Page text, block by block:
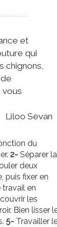
et
qui
chignons,
vous
Liloo Sevan
du
2- Séparer la
deux
puis fixer en
travail en
les
Bien lisser
5- Travailler